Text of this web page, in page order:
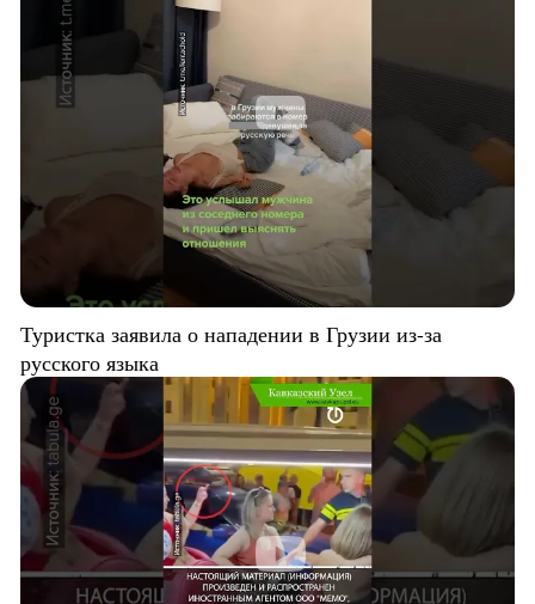
Туристка заявила о нападении в Грузии из-за
русского языка